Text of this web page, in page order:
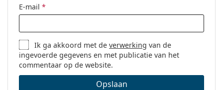
E-mail *
Ik ga akkoord met deverwerking van de
ingevoerde gegevens en met publicatie van het
commentaar op de website.
Opslaan